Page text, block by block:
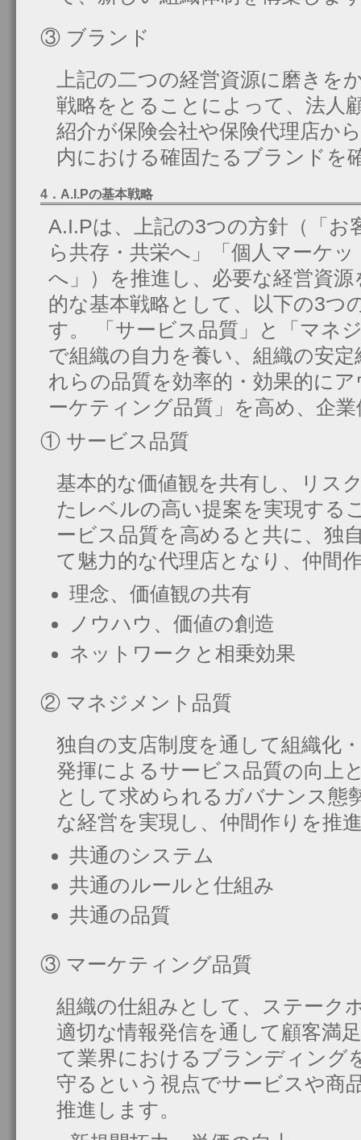
③ ブランド
上記の二つの経営資源に磨きを
戦略をとることによって、法人
紹介が保険会社や保険代理店か
内における確固たるブランドを
4．A.I.Pの基本戦略
A.I.Pは、上記の3つの方針（「お
ら共存・共栄へ」「個人マーケ
へ」）を推進し、必要な経営資
的な基本戦略として、以下の3つ
す。 「サービス品質」と「マネ
で組織の自力を養い、組織の安
れらの品質を効率的・効果的に
ーケティング品質」を高め、企
① サービス品質
基本的な価値観を共有し、リス
たレベルの高い提案を実現する
ービス品質を高めると共に、独
て魅力的な代理店となり、仲間
理念、価値観の共有
ノウハウ、価値の創造
ネットワークと相乗効果
② マネジメント品質
独自の支店制度を通して組織化
発揮によるサービス品質の向上
として求められるガバナンス態
な経営を実現し、仲間作りを推
共通のシステム
共通のルールと仕組み
共通の品質
③ マーケティング品質
組織の仕組みとして、ステーク
適切な情報発信を通して顧客満
て業界におけるブランディング
守るという視点でサービスや商
推進します。